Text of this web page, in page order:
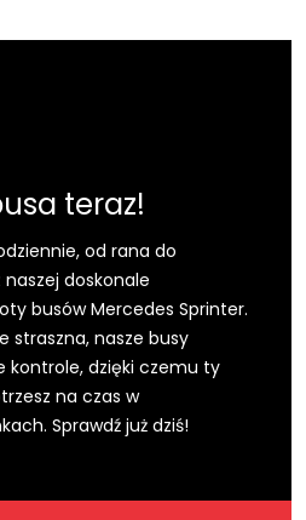
teraz!
od rana do
naszej doskonale
busów Mercedes Sprinter.
straszna, nasze busy
kontrole, dzięki czemu ty
na czas w
Sprawdź już dziś!